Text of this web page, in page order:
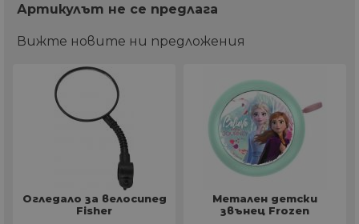
Артикулът не се предлага
Вижте новите ни предложения
Огледало за велосипед
Fisher
Метален детски
звънец Frozen